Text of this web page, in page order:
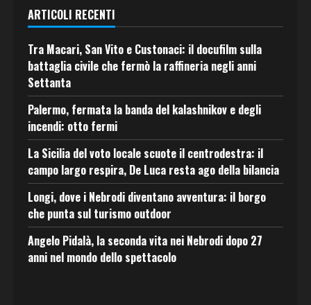
ARTICOLI RECENTI
Tra Macari, San Vito e Custonaci: il docufilm sulla
battaglia civile che fermò la raffineria negli anni
Settanta
Palermo, fermata la banda del kalashnikov e degli
incendi: otto fermi
La Sicilia del voto locale scuote il centrodestra: il
campo largo respira, De Luca resta ago della bilancia
Longi, dove i Nebrodi diventano avventura: il borgo
che punta sul turismo outdoor
Angelo Pidalà, la seconda vita nei Nebrodi dopo 27
anni nel mondo dello spettacolo